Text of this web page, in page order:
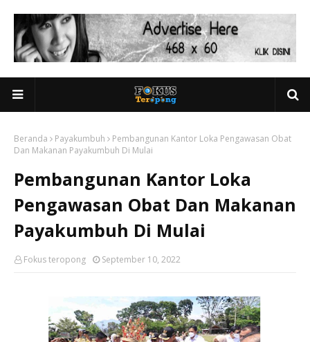
Beranda Payakumbuh
Pembangunan Kantor Loka Pengawasan Obat
Dan Makanan Payakumbuh Di Mulai
Pembangunan Kantor Loka
Pengawasan Obat Dan Makanan
Payakumbuh Di Mulai
Fokus teropong September 10, 2022